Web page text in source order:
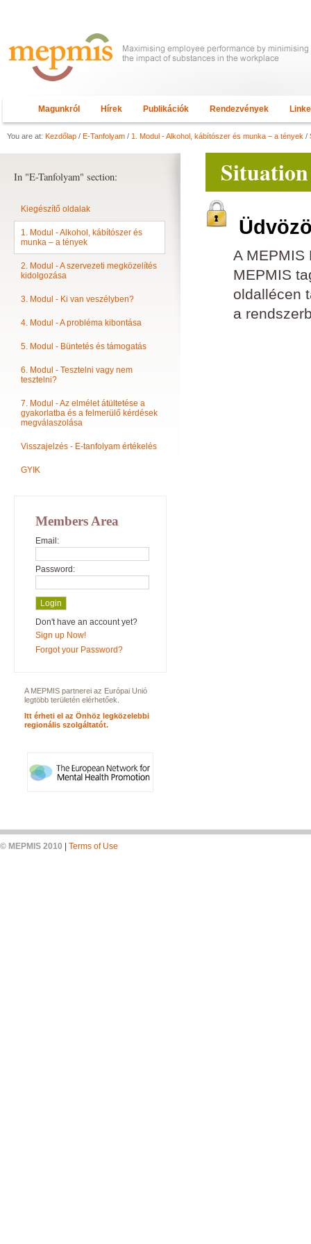
Magunkról Hírek Publikációk Rendezvények
You are at: Kezdőlap / E-Tanfolyam / 1. Modul - Alkohol, kábítószer és munka – a tények /
A MEPMIS
MEPMIS
oldallécen
a
In "E-Tanfolyam" section:
Kiegészítő oldalak
1. Modul - Alkohol, kábítószer és
munka – a tények
2. Modul - A szervezeti megközelítés
kidolgozása
3. Modul - Ki van veszélyben?
4. Modul - A probléma kibontása
5. Modul - Büntetés és támogatás
6. Modul - Tesztelni vagy nem
tesztelni?
7. Modul - Az elmélet átültetése a
gyakorlatba és a felmerülő kérdések
megválaszolása
Visszajelzés - E-tanfolyam értékelés
GYIK
Members Area
Email:
Password:
Don't have an account yet?
Sign up Now!
Forgot your Password?
A MEPMIS partnerei az Európai Unió
legtöbb területén elérhetőek.
Itt érheti el az Önhöz legközelebbi
regionális szolgáltatót.
© MEPMIS 2010 Terms of Use